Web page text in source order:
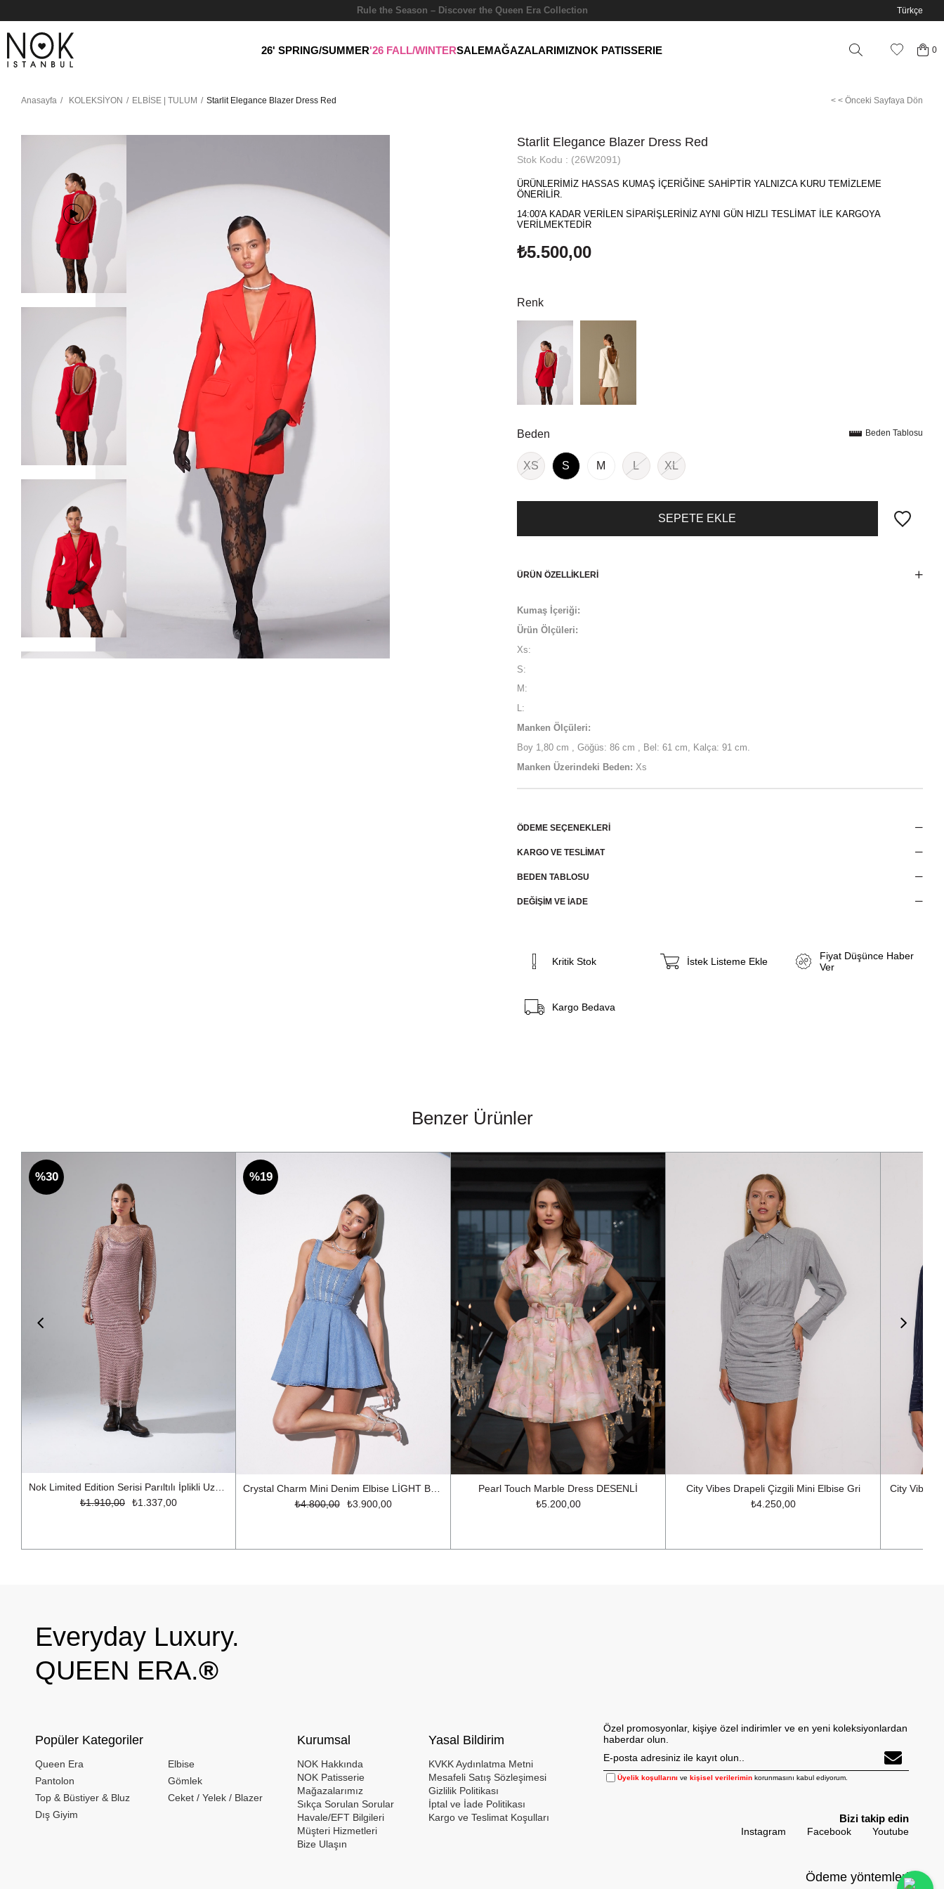
Rule the Season – Discover the Queen Era Collection Türkçe
26' SPRING/SUMMER'26 FALL/WINTERSALEMAĞAZALARIMIZNOK PATISSERIE 0
Anasayfa KOLEKSİYON ELBİSE | TULUM Starlit Elegance Blazer Dress Red < < Önceki Sayfaya Dön
Starlit Elegance Blazer Dress Red
Stok Kodu (26W2091)
ÜRÜNLERİMİZ HASSAS KUMAŞ İÇERİĞİNE SAHİPTİR YALNIZCA KURU TEMİZLEME
ÖNERİLİR.
14:00'A KADAR VERİLEN SİPARİŞLERİNİZ AYNI GÜN HIZLI TESLİMAT İLE KARGOYA
VERİLMEKTEDİR
₺5.500,00
Renk
Beden
XS S M L XL
Beden Tablosu
ÜRÜN ÖZELLIKLERI
Kumaş İçeriği:
Ürün Ölçüleri:
Xs:
S:
M:
L:
Manken Ölçüleri:
Boy 1,80 cm , Göğüs: 86 cm , Bel: 61 cm, Kalça: 91 cm.
Manken Üzerindeki Beden: Xs
ÖDEME SEÇENEKLERI
KARGO VE TESLİMAT
BEDEN TABLOSU
DEĞİŞİM VE İADE
Kritik Stok İstek Listeme Ekle
Fiyat Düşünce Haber
Ver
Kargo Bedava
Benzer Ürünler
Nok Limited Edition Serisi Parıltılı İplikli Uzun File Triko Elbise Gül Kurusu
₺1.337,00
₺1.910,00
%30
₺3.900,00
₺4.800,00
%19
Pearl Touch Marble Dress DESENLİ
₺5.200,00
City Vibes Drapeli Çizgili Mini Elbise Gri
₺4.250,00
City Vibes
Everyday Luxury.
QUEEN ERA.®
Popüler Kategoriler
Queen Era
Elbise
Pantolon
Gömlek
Top & Büstiyer & Bluz
Ceket / Yelek / Blazer
Dış Giyim
Kurumsal
NOK Hakkında
NOK Patisserie
Mağazalarımız
Sıkça Sorulan Sorular
Havale/EFT Bilgileri
Müşteri Hizmetleri
Bize Ulaşın
Yasal Bildirim
KVKK Aydınlatma Metni
Mesafeli Satış Sözleşimesi
Gizlilik Politikası
İptal ve İade Politikası
Kargo ve Teslimat Koşulları
Özel promosyonlar, kişiye özel indirimler ve en yeni koleksiyonlardan
haberdar olun.
Üyelik koşullarını ve kişisel verileriminkorunmasını kabul ediyorum.
Bizi takip edin
Instagram Facebook Youtube
Ödeme yöntemleri